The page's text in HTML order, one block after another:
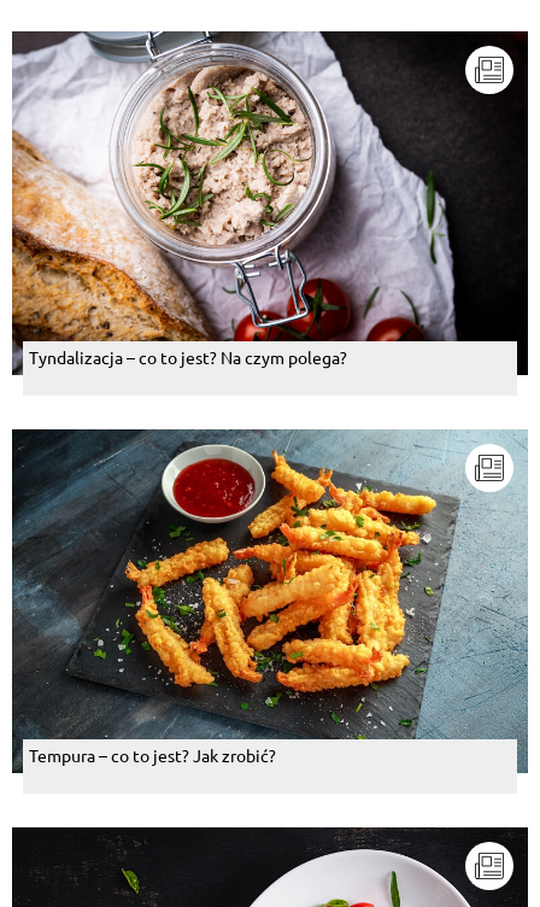
Tyndalizacja – co to jest? Na czym polega?
Tempura – co to jest? Jak zrobić?